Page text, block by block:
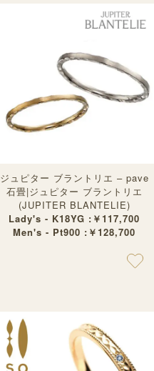
ジュピター ブラントリエ – pave
石畳|ジュピター ブラントリエ
(JUPITER BLANTELIE)
Lady's - K18YG :￥117,700
Men's - Pt900 :￥128,700